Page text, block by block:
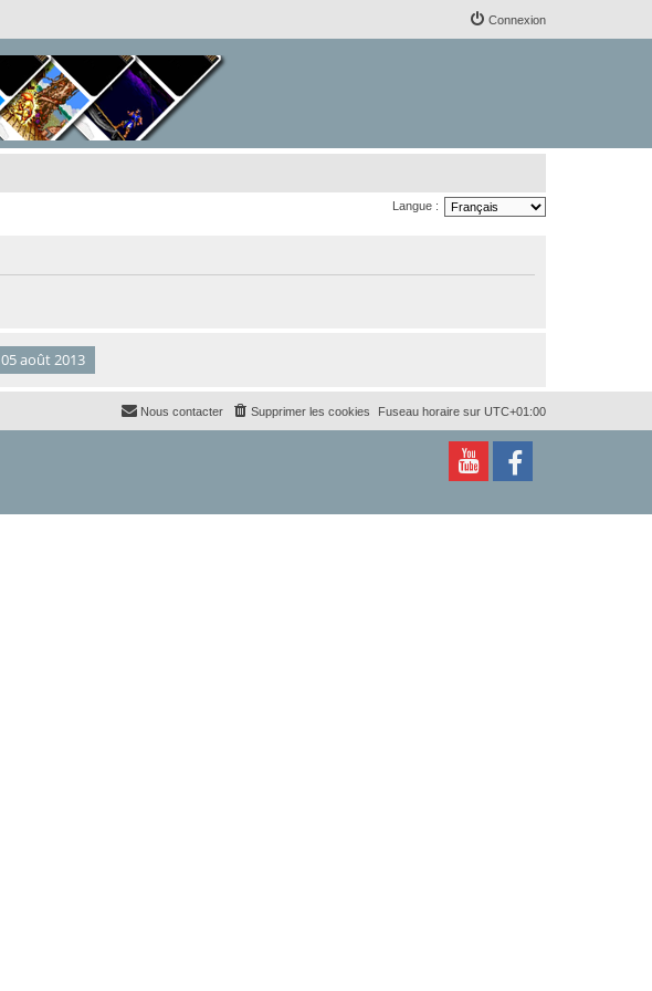
Connexion
Langue :
Fuseau horaire sur UTC+01:00
Supprimer les cookies
Nous contacter